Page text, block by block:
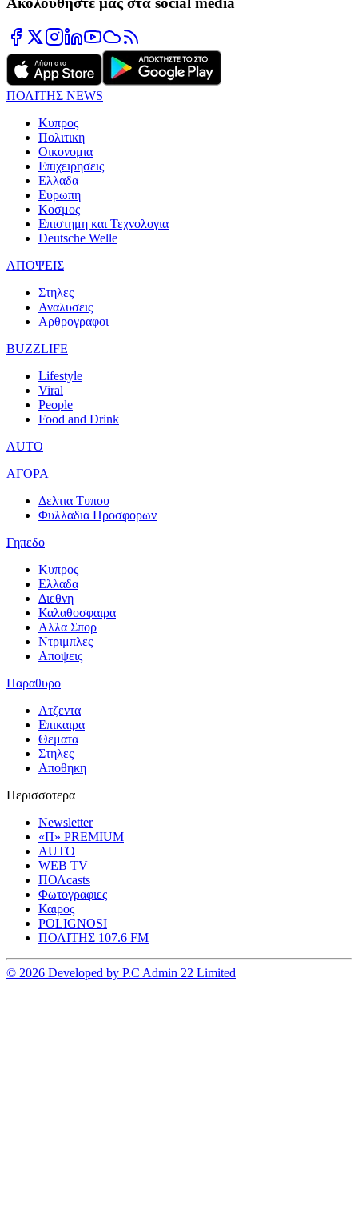
ΠΟΛΙΤΗΣ NEWS
Κυπρος
Πολιτικη
Οικονομια
Επιχειρησεις
Ελλαδα
Ευρωπη
Κοσμος
Επιστημη και Τεχνολογια
Deutsche Welle
ΑΠΟΨΕΙΣ
Στηλες
Αναλυσεις
Αρθρογραφοι
BUZZLIFE
Lifestyle
Viral
People
Food and Drink
AUTO
ΑΓΟΡΑ
Δελτια Τυπου
Φυλλαδια Προσφορων
Γηπεδο
Κυπρος
Ελλαδα
Διεθνη
Καλαθοσφαιρα
Αλλα Σπορ
Ντριμπλες
Αποψεις
Παραθυρο
Ατζεντα
Επικαιρα
Θεματα
Στηλες
Αποθηκη
Περισσοτερα
Newsletter
«Π» PREMIUM
AUTO
WEB TV
ΠΟΛcasts
Φωτογραφιες
Καιρος
POLIGNOSI
ΠΟΛΙΤΗΣ 107.6 FM
© 2026 Developed by P.C Admin 22 Limited